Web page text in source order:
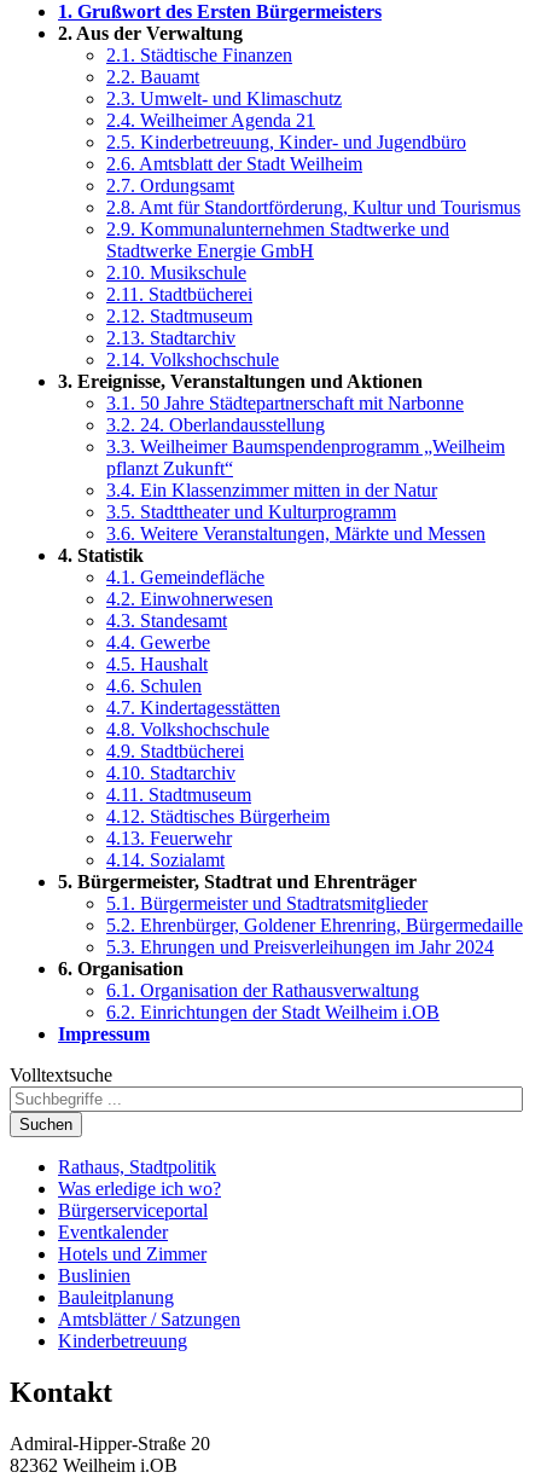
1. Grußwort des Ersten Bürgermeisters
2. Aus der Verwaltung
2.1. Städtische Finanzen
2.2. Bauamt
2.3. Umwelt- und Klimaschutz
2.4. Weilheimer Agenda 21
2.5. Kinderbetreuung, Kinder- und Jugendbüro
2.6. Amtsblatt der Stadt Weilheim
2.7. Ordungsamt
2.8. Amt für Standortförderung, Kultur und Tourismus
2.9. Kommunalunternehmen Stadtwerke und
Stadtwerke Energie GmbH
2.10. Musikschule
2.11. Stadtbücherei
2.12. Stadtmuseum
2.13. Stadtarchiv
2.14. Volkshochschule
3. Ereignisse, Veranstaltungen und Aktionen
3.1. 50 Jahre Städtepartnerschaft mit Narbonne
3.2. 24. Oberlandausstellung
3.3. Weilheimer Baumspendenprogramm „Weilheim
pflanzt Zukunft“
3.4. Ein Klassenzimmer mitten in der Natur
3.5. Stadttheater und Kulturprogramm
3.6. Weitere Veranstaltungen, Märkte und Messen
4. Statistik
4.1. Gemeindefläche
4.2. Einwohnerwesen
4.3. Standesamt
4.4. Gewerbe
4.5. Haushalt
4.6. Schulen
4.7. Kindertagesstätten
4.8. Volkshochschule
4.9. Stadtbücherei
4.10. Stadtarchiv
4.11. Stadtmuseum
4.12. Städtisches Bürgerheim
4.13. Feuerwehr
4.14. Sozialamt
5. Bürgermeister, Stadtrat und Ehrenträger
5.1. Bürgermeister und Stadtratsmitglieder
5.2. Ehrenbürger, Goldener Ehrenring, Bürgermedaille
5.3. Ehrungen und Preisverleihungen im Jahr 2024
6. Organisation
6.1. Organisation der Rathausverwaltung
6.2. Einrichtungen der Stadt Weilheim i.OB
Impressum
Volltextsuche
Suchen
Rathaus, Stadtpolitik
Was erledige ich wo?
Bürgerserviceportal
Eventkalender
Hotels und Zimmer
Buslinien
Bauleitplanung
Amtsblätter / Satzungen
Kinderbetreuung
Kontakt
Admiral-Hipper-Straße 20
82362 Weilheim i.OB